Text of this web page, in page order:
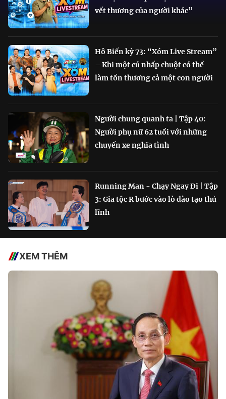
vết thương của người khác”
Hô Biến kỳ 73: "Xóm Live Stream”
– Khi một cú nhấp chuột có thể
làm tổn thương cả một con người
Người chung quanh ta | Tập 40:
Người phụ nữ 62 tuổi với những
chuyến xe nghĩa tình
Running Man - Chạy Ngay Đi | Tập
3: Gia tộc R bước vào lò đào tạo thủ
lĩnh
XEM THÊM